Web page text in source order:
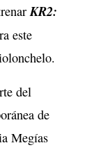
KR2:
este
del
de
Megías